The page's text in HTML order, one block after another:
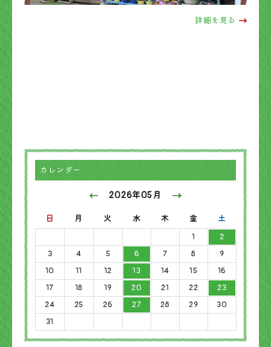
詳細を見る
カレンダー
2026年05月
日 月 火 水 木 金
土
1
2
3
4 5 6 7 8
9
10
11 12 13 14 15
16
17
18 19 20 21 22
23
24
25 26 27 28 29
30
31